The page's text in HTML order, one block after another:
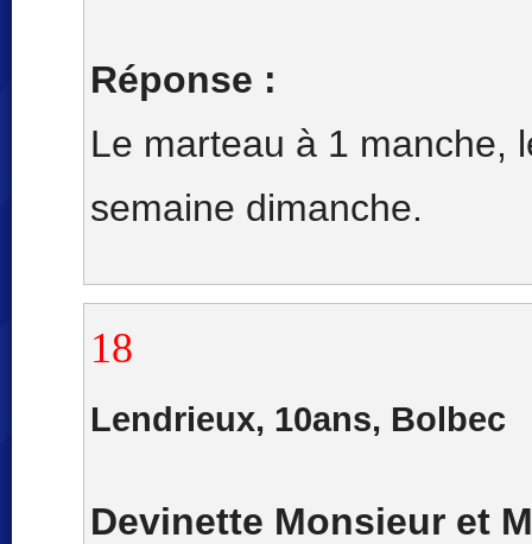
Réponse :
Le marteau à 1 manche,
semaine dimanche.
18
Lendrieux, 10ans, Bolbec
Devinette Monsieur et